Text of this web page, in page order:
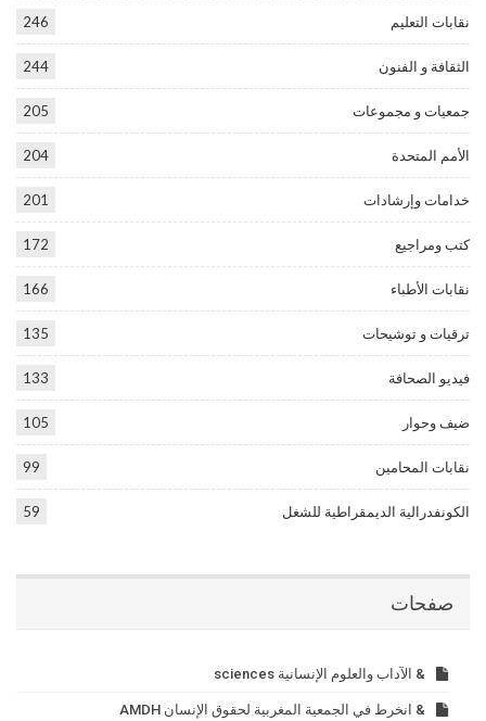
نقابات التعليم 246
الثقافة و الفنون 244
جمعيات و مجموعات 205
الأمم المتحدة 204
خدامات وإرشادات 201
كتب ومراجيع 172
نقابات الأطباء 166
ترقيات و توشيحات 135
فيديو الصحافة 133
ضيف وحوار 105
نقابات المحامين 99
الكونفدرالية الديمقراطية للشغل 59
صفحات
& الآداب والعلوم الإنسانية sciences
& انخرط في الجمعية المغربية لحقوق الإنسان AMDH